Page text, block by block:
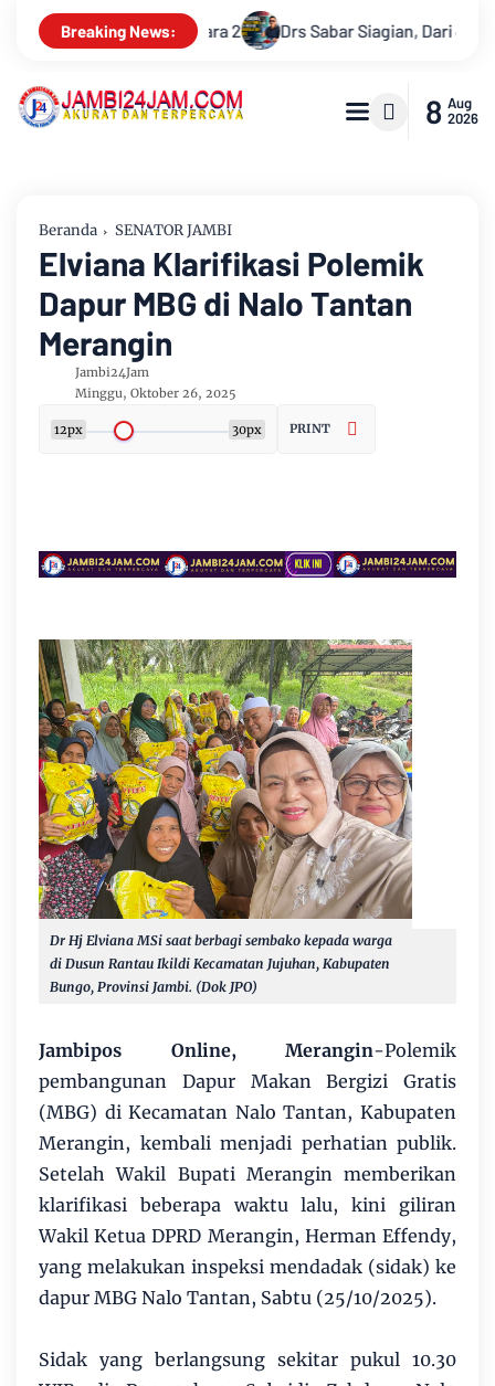
Breaking News:
Siagian, Dari Jurnalis Handal Beralih Profesi Jadi
8 Aug
2026
Beranda SENATOR JAMBI
Elviana Klarifikasi Polemik
Dapur MBG di Nalo Tantan
Merangin
Jambi24Jam
Minggu, Oktober 26, 2025
12px 30px PRINT
Dr Hj Elviana MSi saat berbagi sembako kepada warga
di Dusun Rantau Ikildi Kecamatan Jujuhan, Kabupaten
Bungo, Provinsi Jambi. (Dok JPO)
Jambipos Online, Merangin-Polemik
pembangunan Dapur Makan Bergizi Gratis
(MBG) di Kecamatan Nalo Tantan, Kabupaten
Merangin, kembali menjadi perhatian publik.
Setelah Wakil Bupati Merangin memberikan
klarifikasi beberapa waktu lalu, kini giliran
Wakil Ketua DPRD Merangin, Herman Effendy,
yang melakukan inspeksi mendadak (sidak) ke
dapur MBG Nalo Tantan, Sabtu (25/10/2025).
Sidak yang berlangsung sekitar pukul 10.30